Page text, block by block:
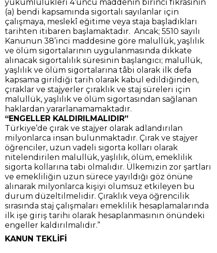
yükümlülükleri 4’üncü maddenin birinci fıkrasının
(a) bendi kapsamında sigortalı sayılanlar için
çalışmaya, meslekî eğitime veya staja başladıkları
tarihten itibaren başlamaktadır. Ancak; 5510 sayılı
Kanunun 38’inci maddesine göre malullük, yaşlılık
ve ölüm sigortalarının uygulanmasında dikkate
alınacak sigortalılık süresinin başlangıcı; malullük,
yaşlılık ve ölüm sigortalarına tâbi olarak ilk defa
kapsama girildiği tarih olarak kabul edildiğinden,
çıraklar ve stajyerler çıraklık ve staj süreleri için
malullük, yaşlılık ve ölüm sigortasından sağlanan
haklardan yararlanamamaktadır.
“ENGELLER KALDIRILMALIDIR”
Türkiye’de çırak ve stajyer olarak adlandırılan
milyonlarca insan bulunmaktadır. Çırak ve stajyer
öğrenciler, uzun vadeli sigorta kolları olarak
nitelendirilen malullük, yaşlılık, ölüm, emeklilik
sigorta kollarına tabi olmalıdır. Ülkemizin zor şartları
ve emekliliğin uzun sürece yayıldığı göz önüne
alınarak milyonlarca kişiyi olumsuz etkileyen bu
durum düzeltilmelidir. Çıraklık veya öğrencilik
sırasında staj çalışmaları emeklilik hesaplamalarında
ilk işe giriş tarihi olarak hesaplanmasının önündeki
engeller kaldırılmalıdır.”
KANUN TEKLİFİ